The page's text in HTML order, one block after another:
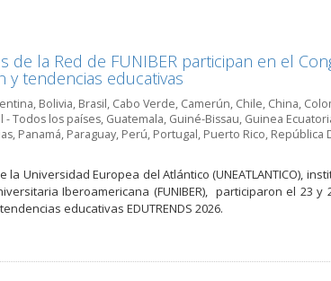
de la Red de FUNIBER participan en el
y tendencias educativas
, Bolivia, Brasil, Cabo Verde, Camerún, Chile, China,
- Todos los países, Guatemala, Guiné-Bissau, Guinea
, Panamá, Paraguay, Perú, Portugal, Puerto Rico, República
la Universidad Europea del Atlántico (UNEATLANTICO),
Iberoamericana (FUNIBER), participaron el
educativas EDUTRENDS 2026.